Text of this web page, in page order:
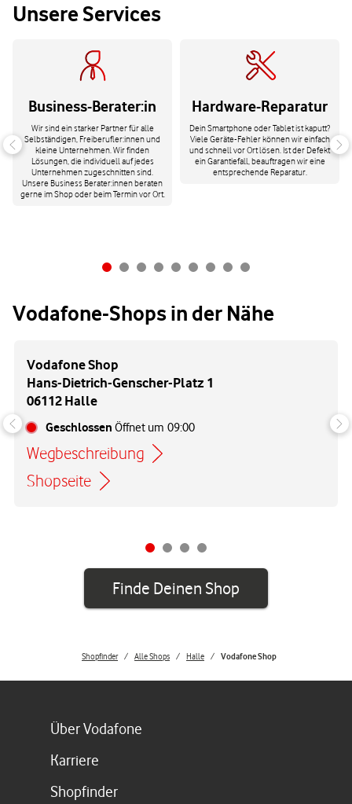
Unsere Services
Business-Berater:in
Wir sind ein starker Partner für alle
Selbständigen, Freiberufler:innen und
kleine Unternehmen. Wir finden
Lösungen, die individuell auf jedes
Unternehmen zugeschnitten sind.
Unsere Business Berater:innen beraten
gerne im Shop oder beim Termin vor Ort.
Hardware-Reparatur
Dein Smartphone oder Tablet ist kaputt?
Viele Geräte-Fehler können wir einfach
und schnell vor Ort lösen. Ist der Defekt
ein Garantiefall, beauftragen wir eine
entsprechende Reparatur.
Vodafone-Shops in der Nähe
Vodafone Shop
Hans-Dietrich-Genscher-Platz 1
06112 Halle
Geschlossen Öffnet um 09:00
Wegbeschreibung
Link öffnet in einem neuen Tab
Shopseite
Finde Deinen Shop
Shopfinder Alle Shops Halle Vodafone Shop
Über Vodafone
Karriere
ShopfinderLink öffnet in einem neuen Tab